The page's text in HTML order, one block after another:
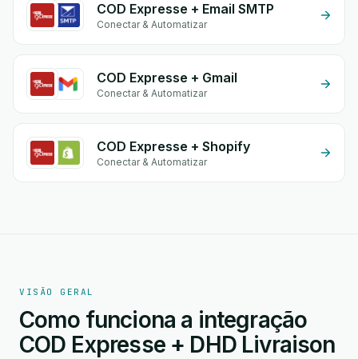
COD Expresse + Email SMTP
Conectar & Automatizar
COD Expresse + Gmail
Conectar & Automatizar
COD Expresse + Shopify
Conectar & Automatizar
VISÃO GERAL
Como funciona a integração
COD Expresse + DHD Livraison